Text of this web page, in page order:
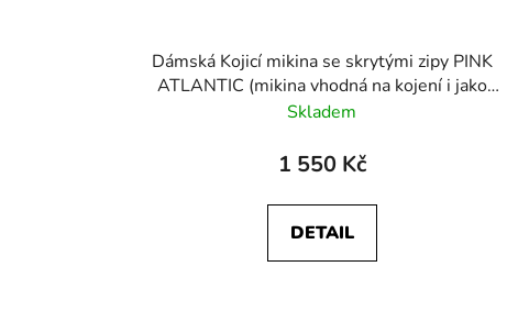
Dámská Kojicí mikina se skrytými zipy PINK
ATLANTIC (mikina vhodná na kojení i jako
těhotenská)
Skladem
1 550 Kč
DETAIL